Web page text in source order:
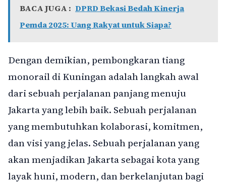
BACA JUGA : DPRD Bekasi Bedah Kinerja
Pemda 2025: Uang Rakyat untuk Siapa?
Dengan demikian, pembongkaran tiang
monorail di Kuningan adalah langkah awal
dari sebuah perjalanan panjang menuju
Jakarta yang lebih baik. Sebuah perjalanan
yang membutuhkan kolaborasi, komitmen,
dan visi yang jelas. Sebuah perjalanan yang
akan menjadikan Jakarta sebagai kota yang
layak huni, modern, dan berkelanjutan bagi